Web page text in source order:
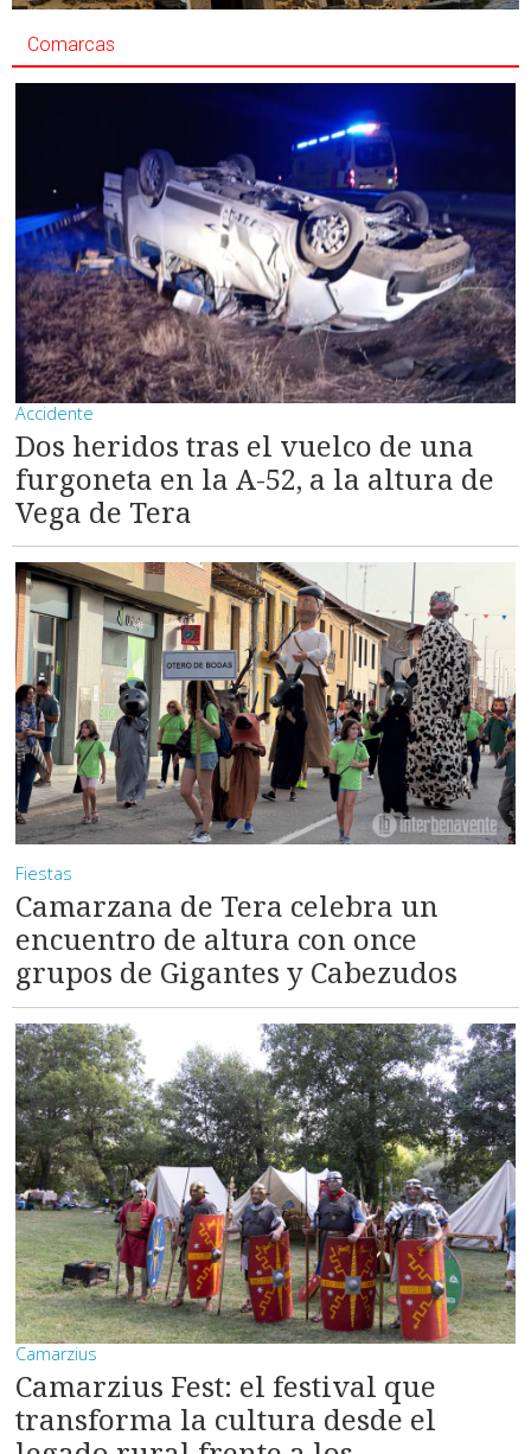
Comarcas
Accidente
Dos heridos tras el vuelco de una
furgoneta en la A-52, a la altura de
Vega de Tera
Fiestas
Camarzana de Tera celebra un
encuentro de altura con once
grupos de Gigantes y Cabezudos
Camarzius
Camarzius Fest: el festival que
transforma la cultura desde el